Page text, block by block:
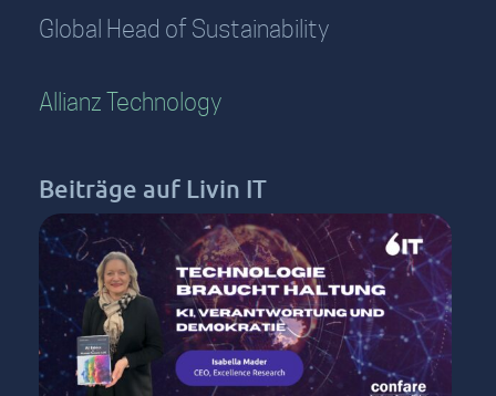
Global Head of Sustainability
Allianz Technology
Beiträge auf Livin IT